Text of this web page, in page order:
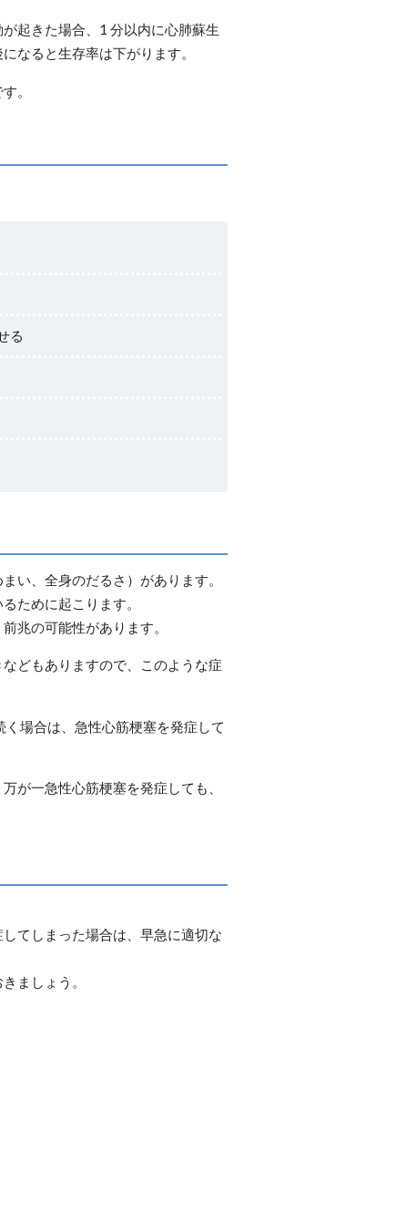
起きた場合、1 分以内に心肺蘇生
なると生存率は下がります。
。
る
い、全身のだるさ）があります。
ために起こります。
兆の可能性があります。
どもありますので、このような症
場合は、急性心筋梗塞を発症して
が一急性心筋梗塞を発症しても、
てしまった場合は、早急に適切な
ましょう。